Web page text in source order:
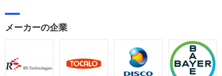
メーカーの企業